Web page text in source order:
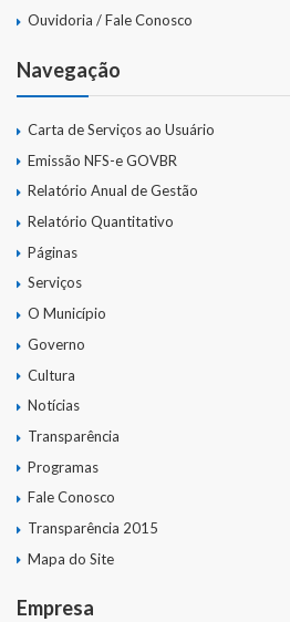
Ouvidoria / Fale Conosco
Navegação
Carta de Serviços ao Usuário
Emissão NFS-e GOVBR
Relatório Anual de Gestão
Relatório Quantitativo
Páginas
Serviços
O Município
Governo
Cultura
Notícias
Transparência
Programas
Fale Conosco
Transparência 2015
Mapa do Site
Empresa